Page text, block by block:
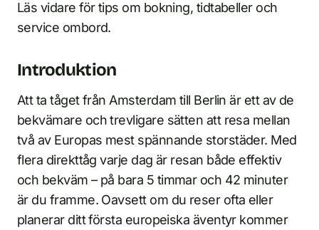
Läs vidare för tips om bokning, tidtabeller och
service ombord.
Introduktion
Att ta tåget från Amsterdam till Berlin är ett av de
bekvämare och trevligare sätten att resa mellan
två av Europas mest spännande storstäder. Med
flera direkttåg varje dag är resan både effektiv
och bekväm – på bara 5 timmar och 42 minuter
är du framme. Oavsett om du reser ofta eller
planerar ditt första europeiska äventyr kommer